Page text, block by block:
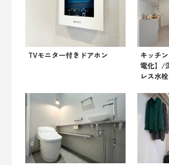
TVモニター付きドアホン
キッチ
電化】/
レス水